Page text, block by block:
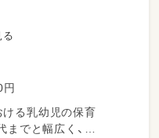
る乳幼児の保育
でと幅広く、